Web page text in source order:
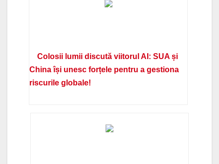
Colosii lumii discută viitorul AI: SUA și
China își unesc forțele pentru a gestiona
riscurile globale!